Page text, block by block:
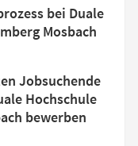
bei Duale
Mosbach
Jobsuchende
Hochschule
bewerben